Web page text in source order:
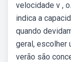
velocidade v ,
indica a
quando
geral, escolher
verão são